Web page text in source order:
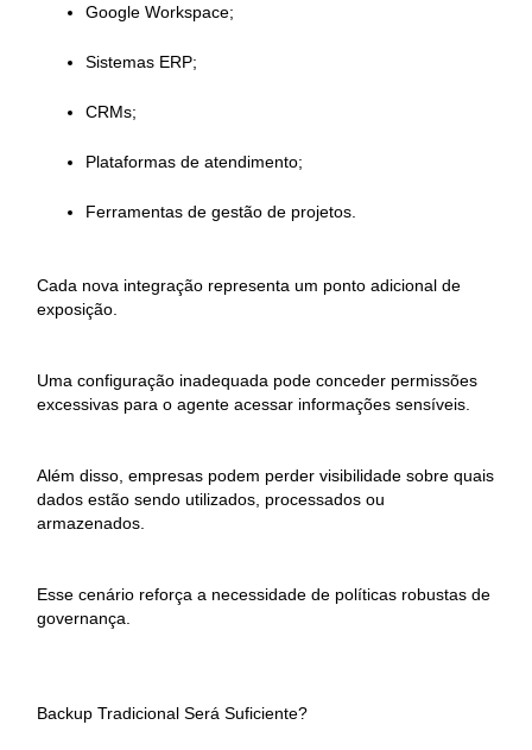
Google Workspace;
Sistemas ERP;
CRMs;
Plataformas de atendimento;
Ferramentas de gestão de projetos.
Cada nova integração representa um ponto adicional de
exposição.
Uma configuração inadequada pode conceder permissões
excessivas para o agente acessar informações sensíveis.
Além disso, empresas podem perder visibilidade sobre quais
dados estão sendo utilizados, processados ou
armazenados.
Esse cenário reforça a necessidade de políticas robustas de
governança.
Backup Tradicional Será Suficiente?